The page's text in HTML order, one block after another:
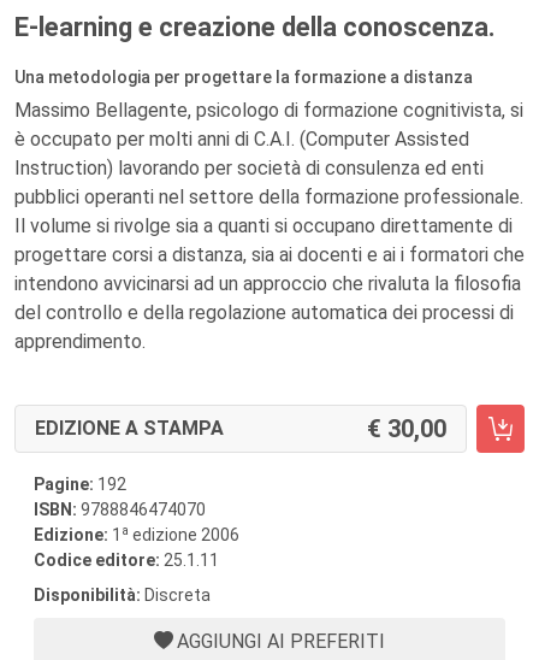
E-learning e creazione della conoscenza.
Una metodologia per progettare la formazione a distanza
Massimo Bellagente, psicologo di formazione cognitivista, si
è occupato per molti anni di C.A.I. (Computer Assisted
Instruction) lavorando per società di consulenza ed enti
pubblici operanti nel settore della formazione professionale.
Il volume si rivolge sia a quanti si occupano direttamente di
progettare corsi a distanza, sia ai docenti e ai i formatori che
intendono avvicinarsi ad un approccio che rivaluta la filosofia
del controllo e della regolazione automatica dei processi di
apprendimento.
EDIZIONE A STAMPA 30,00
Pagine: 192
ISBN: 9788846474070
Edizione: 1 a edizione 2006
Codice editore: 25.1.11
Disponibilità: Discreta
AGGIUNGI AI PREFERITI